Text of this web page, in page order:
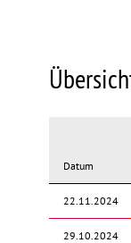
Datum
22.11.2024
29.10.2024